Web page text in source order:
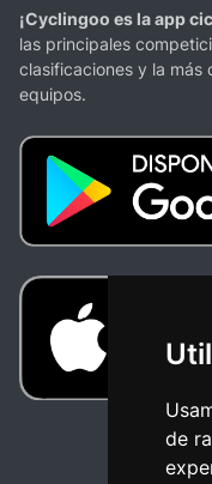
de
¡Cyclingoo es la app
las principales
clasificaciones y la más
equipos.